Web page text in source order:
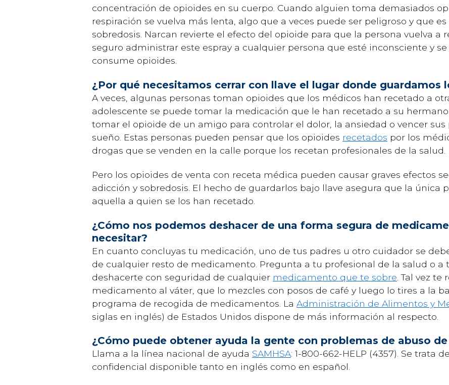
concentración de opioides en su cuerpo. Cuando alguien toma demasiados
respiración se vuelva más lenta, algo que a veces puede ser peligroso y que
sobredosis. Narcan revierte el efecto del opioide para que la persona vuelva a
seguro administrar este espray a cualquier persona que esté inconsciente y
consume opioides.
¿Por qué necesitamos cerrar con llave el lugar donde guardamos
A veces, algunas personas toman opioides que los médicos han recetado a
adolescente se puede tomar la medicación que le han recetado a su
tomar el opioide de un amigo para controlar el dolor, la ansiedad o vencer
sueño. Estas personas pueden pensar que los opioides recetados por los
drogas que se venden en la calle porque los recetan profesionales de la salud.
Pero los opioides de venta con receta médica pueden causar graves efectos
adicción y sobredosis. El hecho de guardarlos bajo llave asegura que la única
aquella a quien se los han recetado.
¿Cómo nos podemos deshacer de una forma segura de
necesitar?
En cuanto concluyas tu medicación, uno de tus padres u otro cuidador se
de cualquier resto de medicamento. Pregunta a tu profesional de la salud o
deshacerte con seguridad de cualquier medicamento que te sobre . Tal vez
medicamento al váter, que lo mezcles con posos de café y luego lo tires a la
programa de recogida de medicamentos. La Administración de Alimentos y
siglas en inglés) de Estados Unidos dispone de más información al respecto.
¿Cómo puede obtener ayuda la gente con problemas de abuso
Llama a la línea nacional de ayuda SAMHSA: 1-800-662-HELP (4357). Se trata
confidencial disponible tanto en inglés como en español.